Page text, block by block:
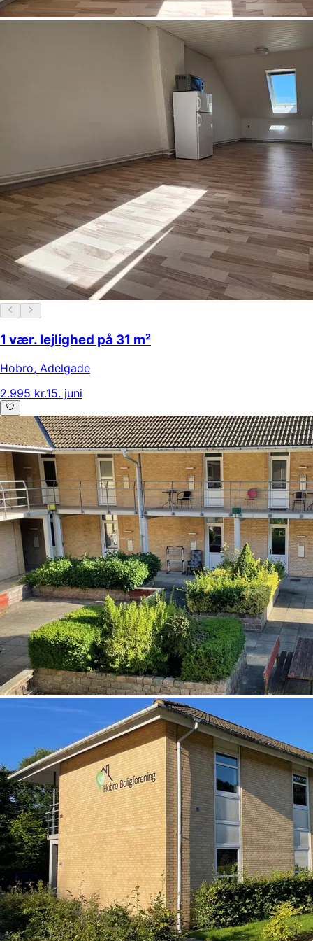
1 vær. lejlighed på 31 m²
Hobro, Adelgade
2.995 kr.15. juni